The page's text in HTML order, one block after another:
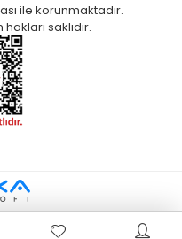
ile korunmaktadır.
saklıdır.